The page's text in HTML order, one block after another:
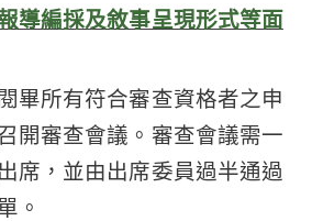
導編採及敘事呈現形式等面
畢所有符合審查資格者之申
開審查會議。審查會議需一
席，並由出席委員過半通過
。